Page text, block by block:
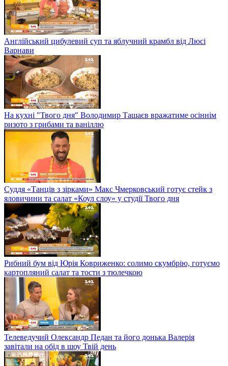
Англійський цибулевий суп та яблучний крамбл від Люсі
Варнави
На кухні "Твого дня" Володимир Ташаєв вражатиме осіннім
ризото з грибами та ваніллю
Суддя «Танців з зірками» Макс Чмерковський готує стейк з
яловичини та салат «Коул слоу» у студії Твого дня
Рибний бум від Юрія Ковриженко: солимо скумбрію, готуємо
картопляний салат та тости з тюлечкою
Телеведучий Олександр Педан та його донька Валерія
завітали на обід в шоу Твій день